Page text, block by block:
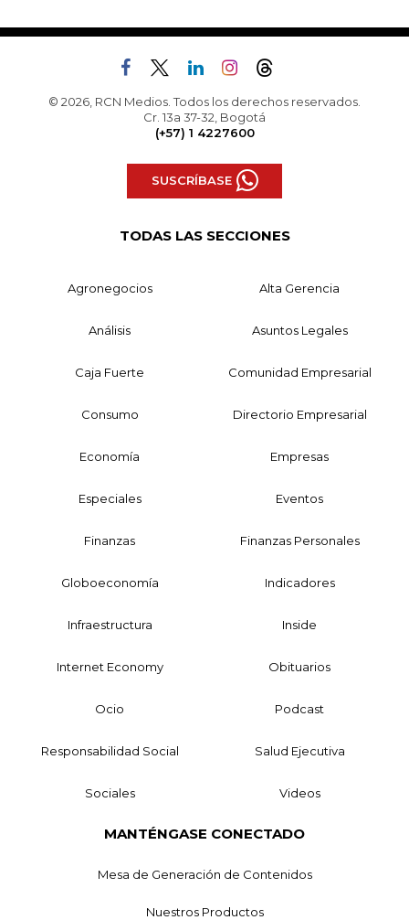
© 2026, RCN Medios. Todos los derechos reservados.
Cr. 13a 37-32, Bogotá
(+57) 1 4227600
SUSCRÍBASE
TODAS LAS SECCIONES
Agronegocios Alta Gerencia
Análisis Asuntos Legales
Caja Fuerte Comunidad Empresarial
Consumo Directorio Empresarial
Economía Empresas
Especiales Eventos
Finanzas Finanzas Personales
Globoeconomía Indicadores
Infraestructura Inside
Internet Economy Obituarios
Ocio Podcast
Responsabilidad Social Salud Ejecutiva
Sociales Videos
MANTÉNGASE CONECTADO
Mesa de Generación de Contenidos
Nuestros Productos